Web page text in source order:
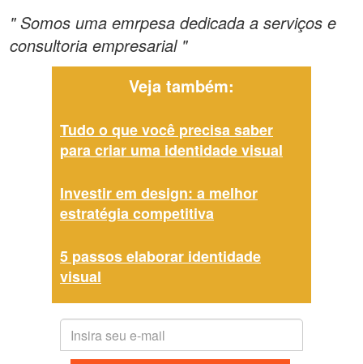
" Somos uma emrpesa dedicada a serviços e
consultoria empresarial "
Veja também:
Tudo o que você precisa saber
para criar uma identidade visual
Investir em design: a melhor
estratégia competitiva
5 passos elaborar identidade
visual